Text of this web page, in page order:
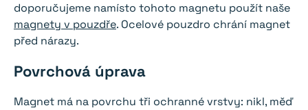
doporučujeme namísto tohoto magnetu použít naše
magnety v pouzdře. Ocelové pouzdro chrání magnet
před nárazy.
Povrchová úprava
Magnet má na povrchu tři ochranné vrstvy: nikl, měď